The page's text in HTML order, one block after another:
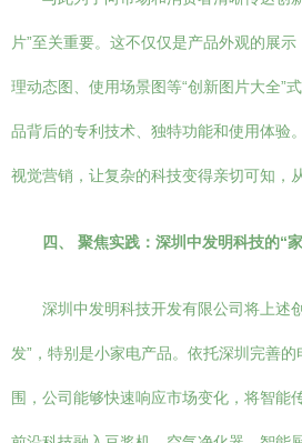
片”至关重要。这不仅仅是产品外观的展
理动态图、使用场景图等“创新图片大全”
品背后的专利技术、独特功能和使用体验
视觉营销，让复杂的科技变得亲切可知，
四、 聚焦实践：深圳中发明科技的“
深圳中发明科技开发有限公司将上述
发”，特别是小家电产品。依托深圳完善
围，公司能够快速响应市场变化，将智能